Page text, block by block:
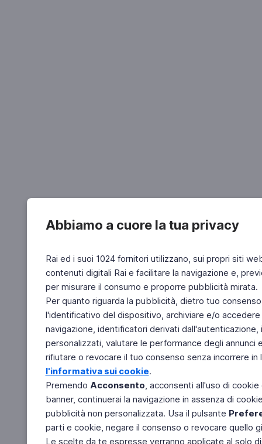
Abbiamo a cuore la tua privacy
Rai ed i suoi 1024 fornitori utilizzano, sui propri siti
contenuti digitali Rai e facilitare la navigazione e,
per misurare il consumo e proporre pubblicità mirata.
Per quanto riguarda la pubblicità, dietro tuo
l'identificativo del dispositivo, archiviare e/o
navigazione, identificatori derivati
personalizzati, valutare le performance degli
rifiutare o revocare il tuo consenso senza incorrere
l'informativa sui cookie.
Premendo Acconsento, acconsenti all'uso di
banner, continuerai la navigazione in assenza di
pubblicità non personalizzata. Usa il pulsante
parti e cookie, negare il consenso o revocare quello
Le scelte da te espresse verranno applicate al solo